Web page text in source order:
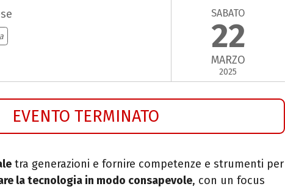
SABATO
22
MARZO
2025
EVENTO TERMINATO
tra generazioni e fornire competenze e strumenti per
la tecnologia in modo consapevole, con un focus